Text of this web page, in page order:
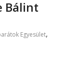
Bálint
Egyesület,